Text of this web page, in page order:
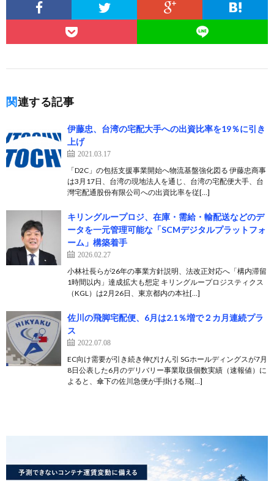
関連する記事
伊藤忠、台湾の宅配大手への出資比率を19％に引き
上げ
2021.03.17
「D2C」の包括支援事業開始へ物流基盤強化図る 伊藤忠商事
は3月17日、台湾の現地法人を通じ、台湾の宅配便大手、台
灣宅配通股份有限公司への出資比率を従[…]
キリングループロジ、在庫・需給・輸配送などのデ
ータを一元管理可能な「SCMデジタルプラットフォ
ーム」構築着手
2026.02.27
小林社長らが26年の事業方針説明、法改正対応へ「構内滞留
1時間以内」達成拡大も想定 キリングループロジスティクス
（KGL）は2月26日、東京都内の本社[…]
佐川の飛脚宅配便、6月は2.1％増で２カ月連続プラ
ス
2022.07.08
EC向け需要が引き続き伸びけん引 SGホールディングスが7月
8日公表した6月のデリバリー事業取扱個数実績（速報値）に
よると、傘下の佐川急便が手掛ける飛[…]